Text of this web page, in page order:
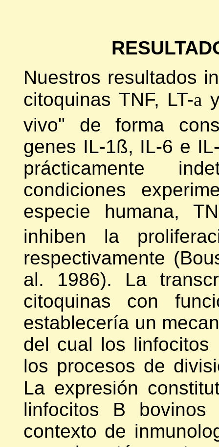
Nuestros resultados
citoquinas TNF, LT-a
vivo" de forma
genes IL-1ß, IL-6 e
prácticamente
condiciones
especie humana,
inhiben la
respectivamente
al. 1986). La
citoquinas con
establecería un
del cual los linfocitos
los procesos de
La expresión
linfocitos B
contexto de